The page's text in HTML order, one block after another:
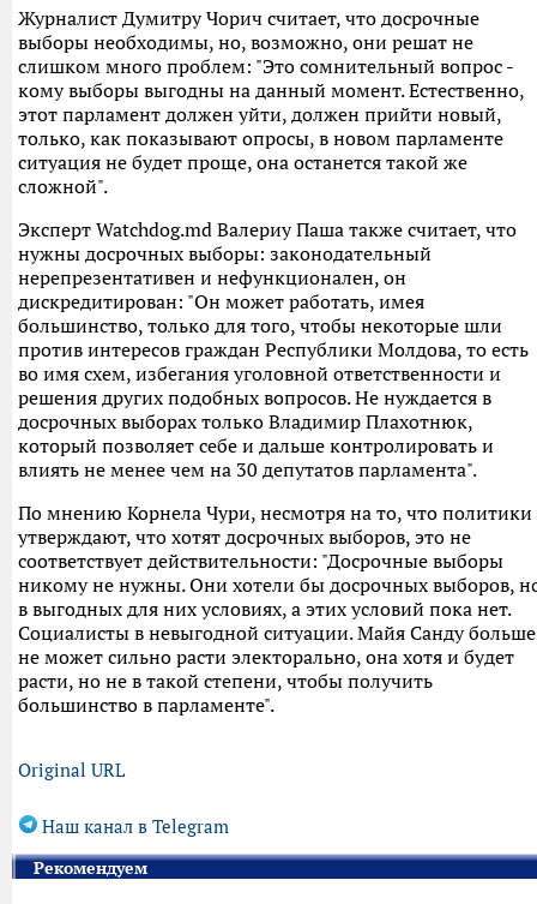
Журналист Думитру Чорич считает, что досрочные
выборы необходимы, но, возможно, они решат не
слишком много проблем: "Это сомнительный вопрос -
кому выборы выгодны на данный момент. Естественно,
этот парламент должен уйти, должен прийти новый,
только, как показывают опросы, в новом парламенте
ситуация не будет проще, она останется такой же
сложной".
Эксперт Watchdog.md Валериу Паша также считает, что
нужны досрочных выборы: законодательный
нерепрезентативен и нефункционален, он
дискредитирован: "Он может работать, имея
большинство, только для того, чтобы некоторые шли
против интересов граждан Республики Молдова, то есть
во имя схем, избегания уголовной ответственности и
решения других подобных вопросов. Не нуждается в
досрочных выборах только Владимир Плахотнюк,
который позволяет себе и дальше контролировать и
влиять не менее чем на 30 депутатов парламента".
По мнению Корнела Чури, несмотря на то, что политики
утверждают, что хотят досрочных выборов, это не
соответствует действительности: "Досрочные выборы
никому не нужны. Они хотели бы досрочных выборов,
в выгодных для них условиях, а этих условий пока нет.
Социалисты в невыгодной ситуации. Майя Санду больше
не может сильно расти электорально, она хотя и будет
расти, но не в такой степени, чтобы получить
большинство в парламенте".
Original URL
Наш канал в Telegram
Рекомендуем